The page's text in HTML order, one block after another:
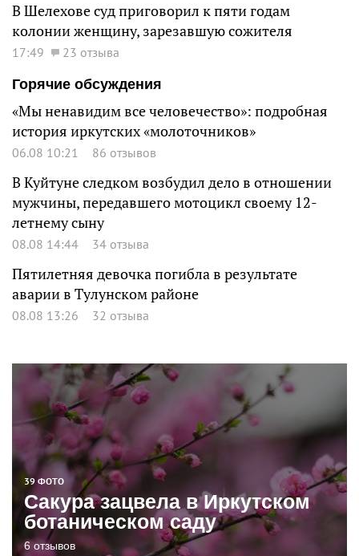
В Шелехове суд приговорил к пяти годам
колонии женщину, зарезавшую сожителя
17:49
23 отзыва
Горячие обсуждения
«Мы ненавидим все человечество»: подробная
история иркутских «молоточников»
06.08 10:21 86 отзывов
В Куйтуне следком возбудил дело в отношении
мужчины, передавшего мотоцикл своему 12-
летнему сыну
08.08 14:44 34 отзыва
Пятилетняя девочка погибла в результате
аварии в Тулунском районе
08.08 13:26 32 отзыва
39 ФОТО
Сакура зацвела в Иркутском
ботаническом саду
6 отзывов